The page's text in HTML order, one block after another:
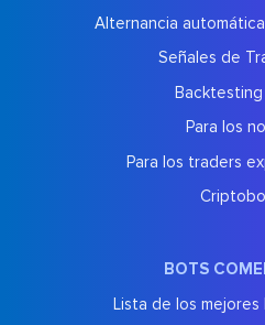
Alternancia
Señales de
Para los
Para los traders
BOTS
Lista de los